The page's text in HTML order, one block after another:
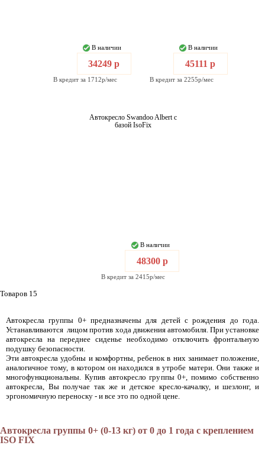
В наличии
34249 р
В кредит за 1712р/мес
В наличии
45111 р
В кредит за 2255р/мес
Автокресло Swandoo Albert с
базой IsoFix
В наличии
48300 р
В кредит за 2415р/мес
Товаров 15
Автокресла группы 0+ предназначены для детей с рождения до года.
Устанавливаются лицом против хода движения автомобиля. При установке
автокресла на переднее сиденье необходимо отключить фронтальную
подушку безопасности.
Эти автокресла удобны и комфортны, ребенок в них занимает положение,
аналогичное тому, в котором он находился в утробе матери. Они также и
многофункциональны. Купив автокресло группы 0+, помимо собственно
автокресла, Вы получае так же и детское кресло-качалку, и шезлонг, и
эргономичную переноску - и все это по одной цене.
Автокресла группы 0+ (0-13 кг) от 0 до 1 года с креплением
ISO FIX